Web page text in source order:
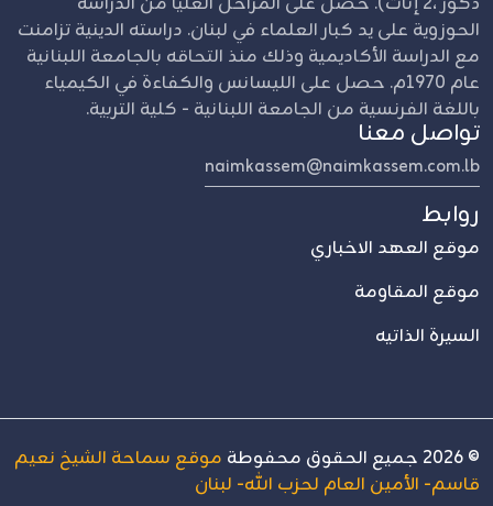
الحوزوية على يد كبار العلماء في لبنان. دراسته الدينية تزامنت
مع الدراسة الأكاديمية وذلك منذ التحاقه بالجامعة اللبنانية
عام 1970م. حصل على الليسانس والكفاءة في الكيمياء
باللغة الفرنسية من الجامعة اللبنانية - كلية التربية.
تواصل معنا
naimkassem@naimkassem.com.lb
روابط
موقع العهد الاخباري
موقع المقاومة
السيرة الذاتيه
©
2026 جميع الحقوق محفوطة موقع سماحة الشيخ نعيم
قاسم- الأمين العام لحزب الله- لبنان